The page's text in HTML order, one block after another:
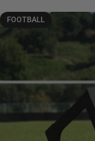
FOOTBALL